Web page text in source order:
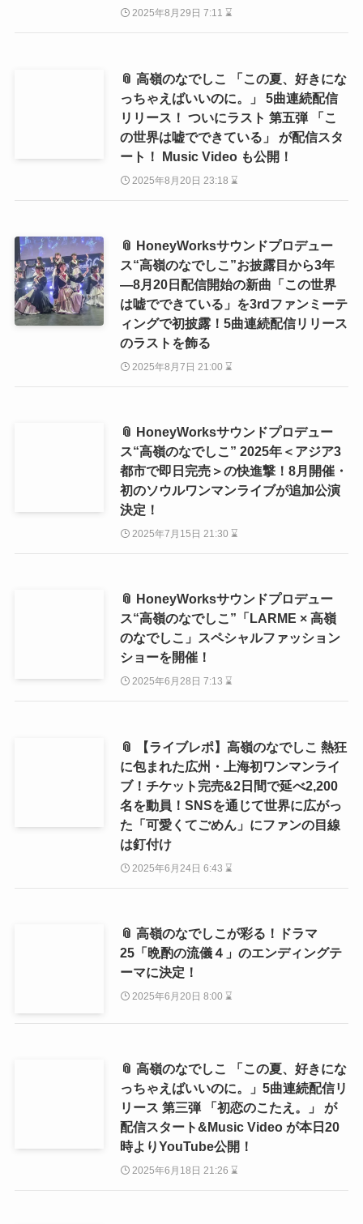
2025年8月29日 7:11 ⌛
📎 高嶺のなでしこ 「この夏、好きにな
っちゃえばいいのに。」 5曲連続配信
リリース！ ついにラスト 第五弾 「こ
の世界は嘘でできている」 が配信スタ
ート！ Music Video も公開！
2025年8月20日 23:18 ⌛
📎 HoneyWorksサウンドプロデュー
ス“高嶺のなでしこ”お披露目から3年
―8月20日配信開始の新曲「この世界
は嘘でできている」を3rdファンミーテ
ィングで初披露！5曲連続配信リリース
のラストを飾る
2025年8月7日 21:00 ⌛
📎 HoneyWorksサウンドプロデュー
ス“高嶺のなでしこ” 2025年＜アジア3
都市で即日完売＞の快進撃！8月開催・
初のソウルワンマンライブが追加公演
決定！
2025年7月15日 21:30 ⌛
📎 HoneyWorksサウンドプロデュー
ス“高嶺のなでしこ”「LARME × 高嶺
のなでしこ」スペシャルファッション
ショーを開催！
2025年6月28日 7:13 ⌛
📎 【ライブレポ】高嶺のなでしこ 熱狂
に包まれた広州・上海初ワンマンライ
ブ！チケット完売&2日間で延べ2,200
名を動員！SNSを通じて世界に広がっ
た「可愛くてごめん」にファンの目線
は釘付け
2025年6月24日 6:43 ⌛
📎 高嶺のなでしこが彩る！ドラマ
25「晩酌の流儀４」のエンディングテ
ーマに決定！
2025年6月20日 8:00 ⌛
📎 高嶺のなでしこ 「この夏、好きにな
っちゃえばいいのに。」5曲連続配信リ
リース 第三弾 「初恋のこたえ。」 が
配信スタート&Music Video が本日20
時よりYouTube公開！
2025年6月18日 21:26 ⌛